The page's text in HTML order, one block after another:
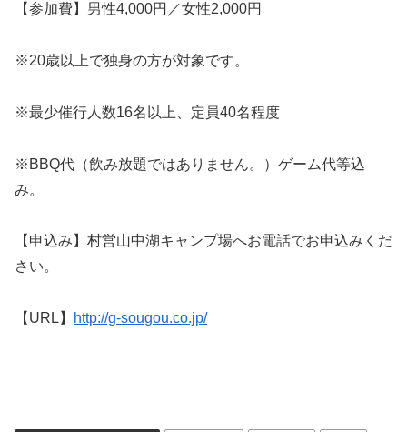
【参加費】男性4,000円／女性2,000円
※20歳以上で独身の方が対象です。
※最少催行人数16名以上、定員40名程度
※BBQ代（飲み放題ではありません。）ゲーム代等込
み。
【申込み】村営山中湖キャンプ場へお電話でお申込みくだ
さい。
【URL】 http://g-sougou.co.jp/